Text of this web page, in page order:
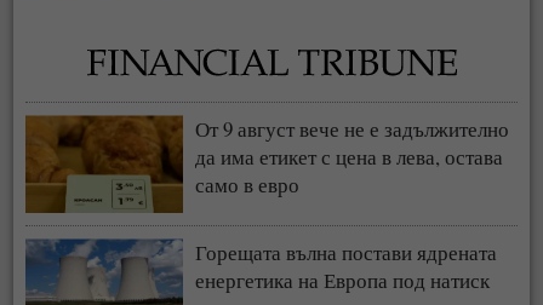
От 9 август вече не е задължително
да има етикет с цена в лева, остава
само в евро
Горещата вълна постави ядрената
енергетика на Европа под натиск